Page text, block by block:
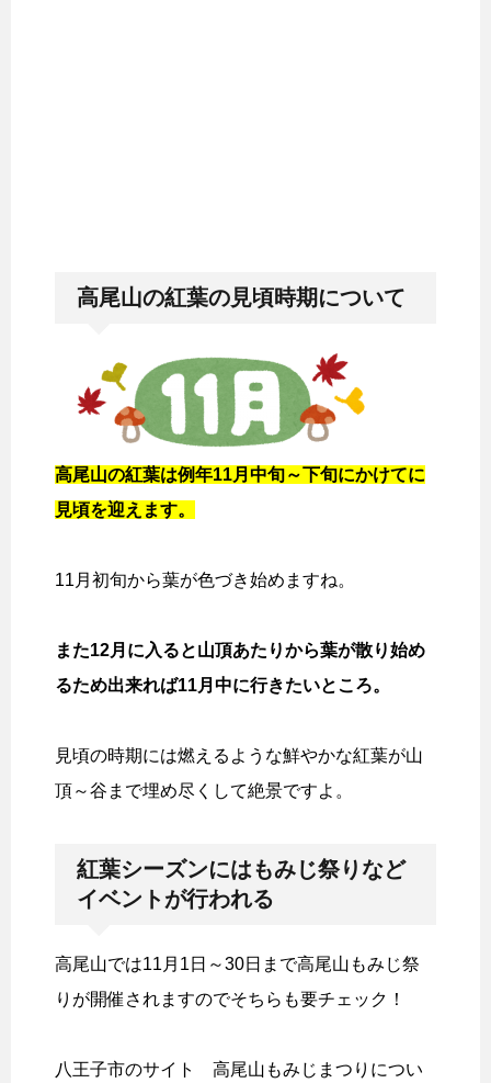
高尾山の紅葉の見頃時期について
高尾山の紅葉は例年11月中旬～下旬にかけてに
見頃を迎えます。
11月初旬から葉が色づき始めますね。
また12月に入ると山頂あたりから葉が散り始め
るため出来れば11月中に行きたいところ。
見頃の時期には燃えるような鮮やかな紅葉が山
頂～谷まで埋め尽くして絶景ですよ。
紅葉シーズンにはもみじ祭りなど
イベントが行われる
高尾山では11月1日～30日まで高尾山もみじ祭
りが開催されますのでそちらも要チェック！
八王子市のサイト 高尾山もみじまつりについ